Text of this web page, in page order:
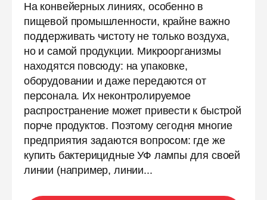
На конвейерных линиях, особенно в
пищевой промышленности, крайне важно
поддерживать чистоту не только воздуха,
но и самой продукции. Микроорганизмы
находятся повсюду: на упаковке,
оборудовании и даже передаются от
персонала. Их неконтролируемое
распространение может привести к быстрой
порче продуктов. Поэтому сегодня многие
предприятия задаются вопросом: где же
купить бактерицидные УФ лампы для своей
линии (например, линии...